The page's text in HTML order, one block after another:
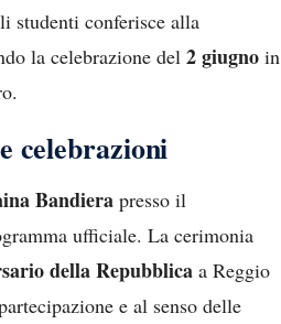
studenti conferisce alla
la celebrazione del 2 giugno in
celebrazioni
Bandiera presso il
ufficiale. La cerimonia
della Repubblica a Reggio
e al senso delle